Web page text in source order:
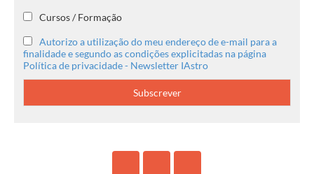
Cursos / Formação
Autorizo a utilização do meu endereço de e-mail para a
finalidade e segundo as condições explicitadas na página
Política de privacidade - Newsletter IAstro